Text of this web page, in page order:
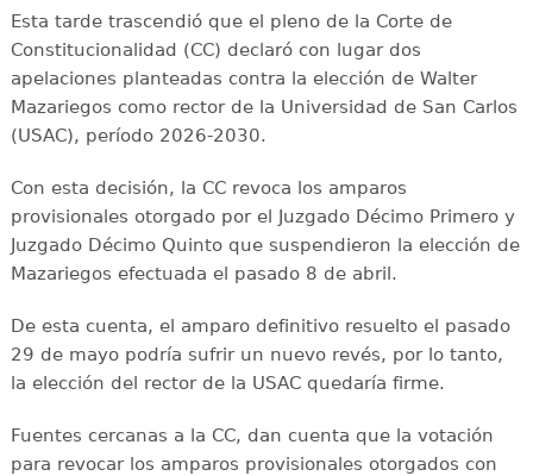
Esta tarde trascendió que el pleno de la Corte de
Constitucionalidad (CC) declaró con lugar dos
apelaciones planteadas contra la elección de Walter
Mazariegos como rector de la Universidad de San Carlos
(USAC), período 2026-2030.
Con esta decisión, la CC revoca los amparos
provisionales otorgado por el Juzgado Décimo Primero y
Juzgado Décimo Quinto que suspendieron la elección de
Mazariegos efectuada el pasado 8 de abril.
De esta cuenta, el amparo definitivo resuelto el pasado
29 de mayo podría sufrir un nuevo revés, por lo tanto,
la elección del rector de la USAC quedaría firme.
Fuentes cercanas a la CC, dan cuenta que la votación
para revocar los amparos provisionales otorgados con